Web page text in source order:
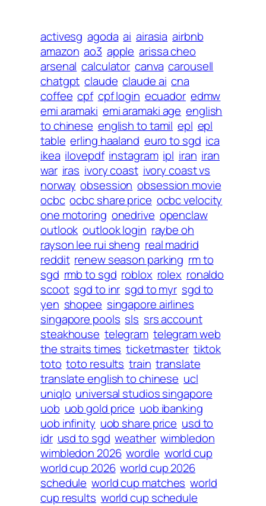
activesg agoda ai airasia airbnb
amazon ao3 apple arissa cheo
arsenal calculator canva carousell
chatgpt claude claude ai cna
coffee cpf cpf login ecuador edmw
emi aramaki emi aramaki age english
to chinese english to tamil epl epl
table erling haaland euro to sgd ica
ikea ilovepdf instagram ipl iran iran
war iras ivory coast ivory coast vs
norway obsession obsession movie
ocbc ocbc share price ocbc velocity
one motoring onedrive openclaw
outlook outlook login raybe oh
rayson lee rui sheng real madrid
reddit renew season parking rm to
sgd rmb to sgd roblox rolex ronaldo
scoot sgd to inr sgd to myr sgd to
yen shopee singapore airlines
singapore pools sls srs account
steakhouse telegram telegram web
the straits times ticketmaster tiktok
toto toto results train translate
translate english to chinese ucl
uniqlo universal studios singapore
uob uob gold price uob ibanking
uob infinity uob share price usd to
idr usd to sgd weather wimbledon
wimbledon 2026 wordle world cup
world cup 2026 world cup 2026
schedule world cup matches world
cup results world cup schedule